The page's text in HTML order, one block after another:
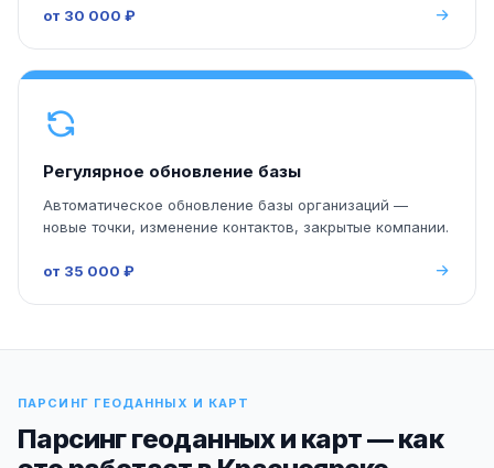
от 30 000 ₽
Регулярное обновление базы
Автоматическое обновление базы организаций —
новые точки, изменение контактов, закрытые компании.
от 35 000 ₽
ПАРСИНГ ГЕОДАННЫХ И КАРТ
Парсинг геоданных и карт — как